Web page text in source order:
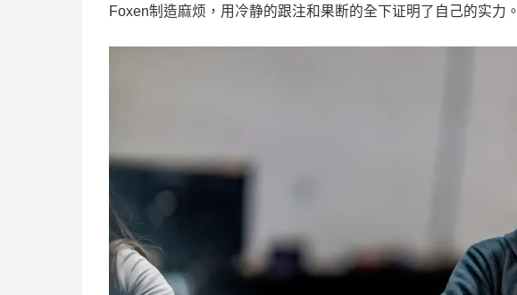
Foxen制造麻烦，用冷静的跟注和果断的全下证明了自己的实力。